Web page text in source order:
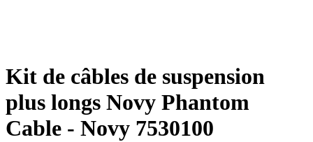
Kit de câbles de suspension
plus longs Novy Phantom
Cable - Novy 7530100